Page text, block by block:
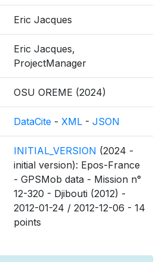
Eric Jacques
Eric Jacques,
ProjectManager
OSU OREME (2024)
DataCite - XML - JSON
INITIAL_VERSION (2024 -
initial version): Epos-France
- GPSMob data - Mission n°
12-320 - Djibouti (2012) -
2012-01-24 / 2012-12-06 - 14
points